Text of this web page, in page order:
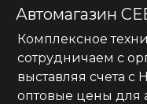
Автомагазин
Комплексное
сотрудничаем с
выставляя счета
оптовые цены для